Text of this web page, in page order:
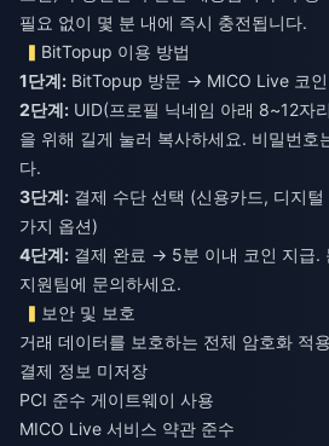
필요 없이 몇 분 내에 즉시 충전됩니다.
BitTopup 이용 방법
1단계: BitTopup 방문 → MICO Live 코
2단계: UID(프로필 닉네임 아래 8~12자
을 위해 길게 눌러 복사하세요. 비밀번호
다.
3단계: 결제 수단 선택 (신용카드, 디지
가지 옵션)
4단계: 결제 완료 → 5분 이내 코인 지급.
지원팀에 문의하세요.
보안 및 보호
거래 데이터를 보호하는 전체 암호화 적용
결제 정보 미저장
PCI 준수 게이트웨이 사용
MICO Live 서비스 약관 준수